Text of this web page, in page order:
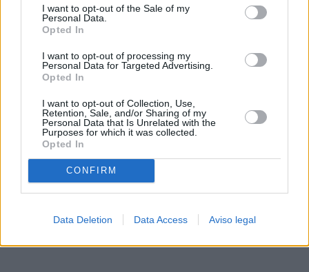
cualquier momento entrando de nuevo en este sitio web o
visitando nuestra política de privacidad.
I want to opt-out of the Sale of my
Personal Data.
Opted In
I want to opt-out of processing my
Personal Data for Targeted Advertising.
Opted In
I want to opt-out of Collection, Use,
Retention, Sale, and/or Sharing of my
Personal Data that Is Unrelated with the
Purposes for which it was collected.
Opted In
CONFIRM
Data Deletion Data Access Aviso legal